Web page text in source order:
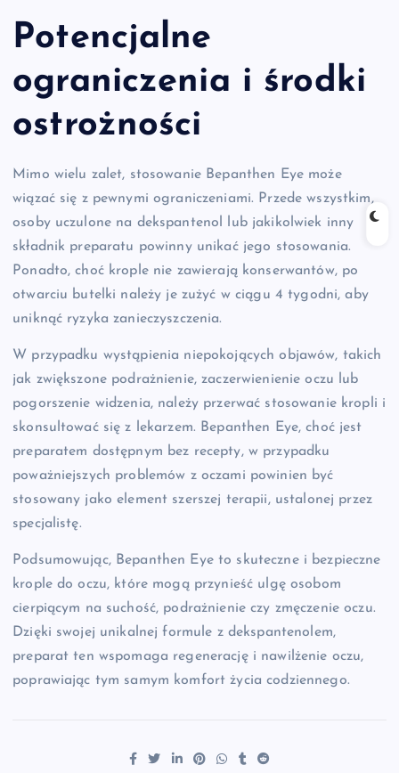
Potencjalne
ograniczenia i środki
ostrożności
Mimo wielu zalet, stosowanie Bepanthen Eye może
wiązać się z pewnymi ograniczeniami. Przede wszystkim,
osoby uczulone na dekspantenol lub jakikolwiek inny
składnik preparatu powinny unikać jego stosowania.
Ponadto, choć krople nie zawierają konserwantów, po
otwarciu butelki należy je zużyć w ciągu 4 tygodni, aby
uniknąć ryzyka zanieczyszczenia.
W przypadku wystąpienia niepokojących objawów, takich
jak zwiększone podrażnienie, zaczerwienienie oczu lub
pogorszenie widzenia, należy przerwać stosowanie kropli i
skonsultować się z lekarzem. Bepanthen Eye, choć jest
preparatem dostępnym bez recepty, w przypadku
poważniejszych problemów z oczami powinien być
stosowany jako element szerszej terapii, ustalonej przez
specjalistę.
Podsumowując, Bepanthen Eye to skuteczne i bezpieczne
krople do oczu, które mogą przynieść ulgę osobom
cierpiącym na suchość, podrażnienie czy zmęczenie oczu.
Dzięki swojej unikalnej formule z dekspantenolem,
preparat ten wspomaga regenerację i nawilżenie oczu,
poprawiając tym samym komfort życia codziennego.